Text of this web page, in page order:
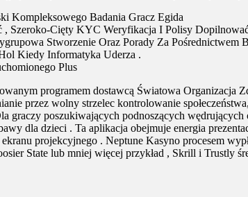
Kompleksowego Badania Gracz Egida
Szeroko-Cięty KYC Weryfikacja I Polisy
Stworzenie Oraz Porady Za Pośrednictwem
Kiedy Informatyka Uderza .
Plus
programem dostawcą Światowa
przez wolny strzelec kontrolowanie
graczy poszukiwających podnoszących
dla dzieci . Ta aplikacja obejmuje energia
projekcyjnego . Neptune Kasyno procesem
State lub mniej więcej przykład , Skrill i Trustly